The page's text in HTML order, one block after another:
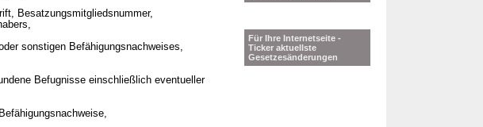
Besatzungsmitgliedsnummer,
sonstigen Befähigungsnachweises,
Befugnisse einschließlich eventueller
Für Ihre Internetseite -
Ticker aktuellste
Gesetzesänderungen